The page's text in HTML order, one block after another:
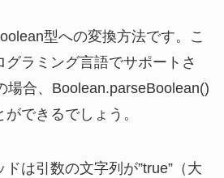
型への変換方法です。こ
ラミング言語でサポートさ
場合、Boolean.parseBoolean()
できるでしょう。
は引数の文字列が”true”（大